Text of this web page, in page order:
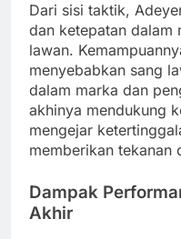
Dari sisi taktik,
dan ketepatan dalam
lawan.
menyebabkan sang
dalam marka dan
akhinya mendukung
mengejar
memberikan tekanan
Dampak
Akhir